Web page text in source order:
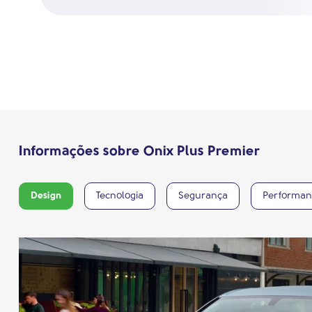
Informações sobre Onix Plus Premier
Design Tecnologia Segurança